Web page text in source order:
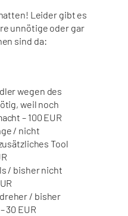
Leider gibt es
unnötige oder gar
sind da:
wegen des
weil noch
– 100 EUR
/ nicht
Tool
/ bisher nicht
/ bisher
30 EUR